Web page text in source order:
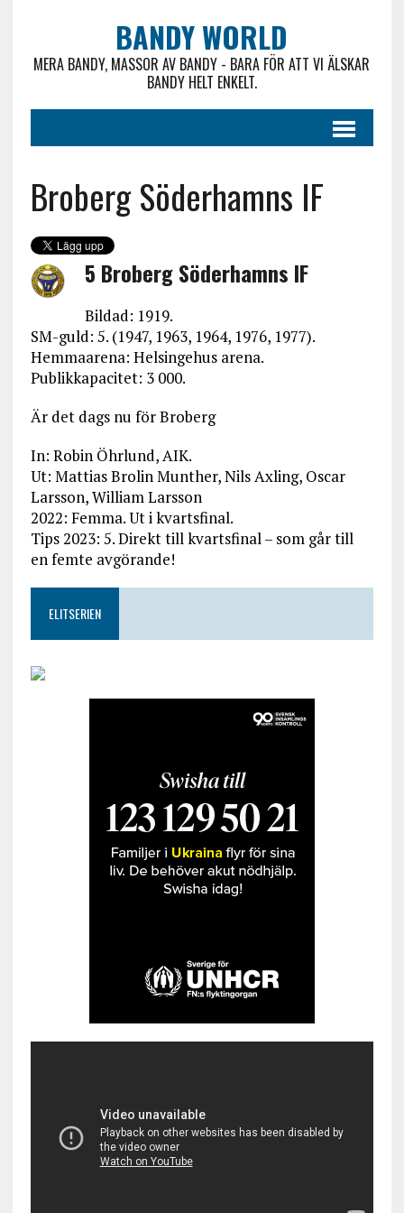
BANDY WORLD
MERA BANDY, MASSOR AV BANDY - BARA FÖR ATT VI ÄLSKAR
BANDY HELT ENKELT.
Broberg Söderhamns IF
5 Broberg Söderhamns IF
Bildad: 1919.
SM-guld: 5. (1947, 1963, 1964, 1976, 1977).
Hemmaarena: Helsingehus arena.
Publikkapacitet: 3 000.
Är det dags nu för Broberg
In: Robin Öhrlund, AIK.
Ut: Mattias Brolin Munther, Nils Axling, Oscar
Larsson, William Larsson
2022: Femma. Ut i kvartsfinal.
Tips 2023: 5. Direkt till kvartsfinal – som går till
en femte avgörande!
ELITSERIEN